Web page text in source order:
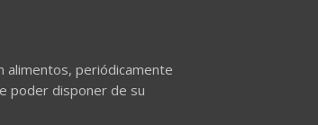
alimentos, periódicamente
poder disponer de su